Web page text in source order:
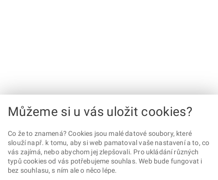
Můžeme si u vás uložit cookies?
Co že to znamená? Cookies jsou malé datové soubory, které
slouží např. k tomu, aby si web pamatoval vaše nastavení a to, co
vás zajímá, nebo abychom jej zlepšovali. Pro ukládání různých
typů cookies od vás potřebujeme souhlas. Web bude fungovat i
bez souhlasu, s ním ale o něco lépe.